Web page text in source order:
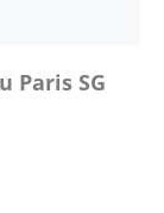
Paris SG